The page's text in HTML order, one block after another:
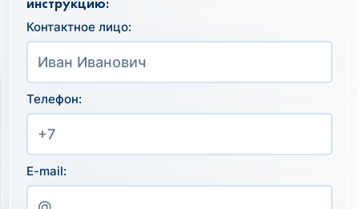
Контактное лицо:
Телефон:
E-mail: